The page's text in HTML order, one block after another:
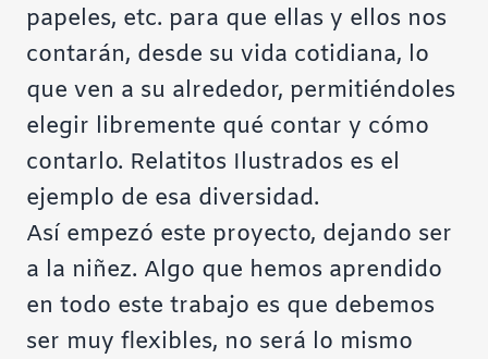
papeles, etc. para que ellas y ellos nos
contarán, desde su vida cotidiana, lo
que ven a su alrededor, permitiéndoles
elegir libremente qué contar y cómo
contarlo. Relatitos Ilustrados es el
ejemplo de esa diversidad.
Así empezó este proyecto, dejando ser
a la niñez. Algo que hemos aprendido
en todo este trabajo es que debemos
ser muy flexibles, no será lo mismo